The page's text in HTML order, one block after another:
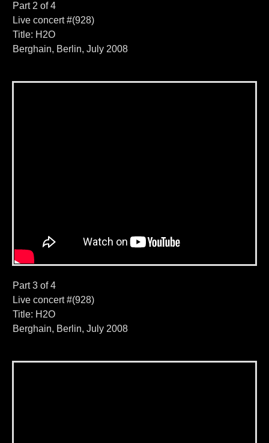
Part 2 of 4
Live concert #(928)
Title: H2O
Berghain, Berlin, July 2008
Part 3 of 4
Live concert #(928)
Title: H2O
Berghain, Berlin, July 2008